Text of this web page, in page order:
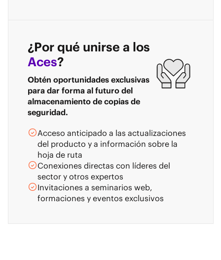
¿Por qué unirse a los
Aces?
Obtén oportunidades exclusivas
para dar forma al futuro del
almacenamiento de copias de
seguridad.
Acceso anticipado a las actualizaciones
del producto y a información sobre la
hoja de ruta
Conexiones directas con líderes del
sector y otros expertos
Invitaciones a seminarios web,
formaciones y eventos exclusivos